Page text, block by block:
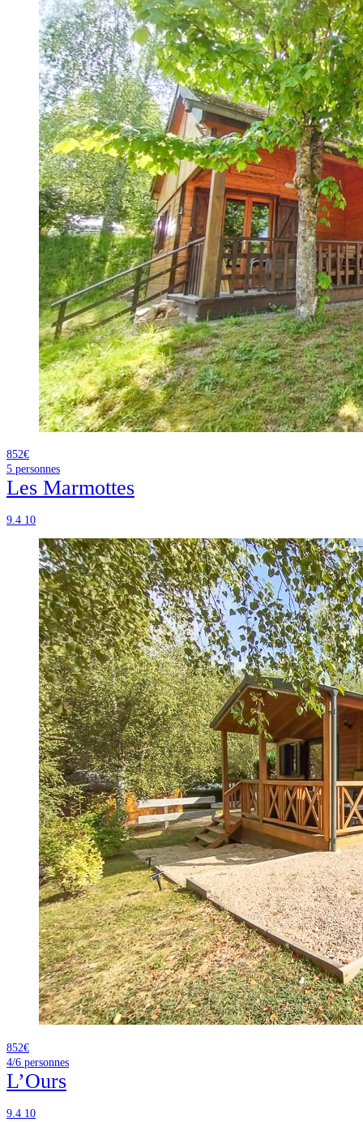
852€
5 personnes
Les Marmottes
9.4 10
852€
4/6 personnes
L’Ours
9.4 10